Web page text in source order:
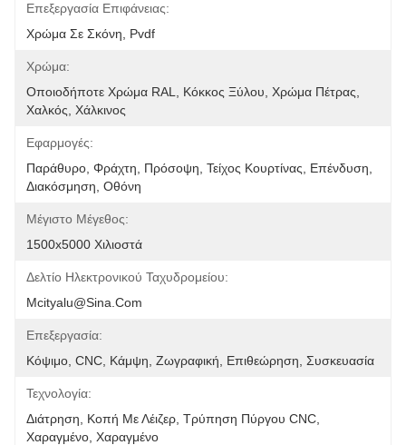
Επεξεργασία Επιφάνειας:
Χρώμα Σε Σκόνη, Pvdf
Χρώμα:
Οποιοδήποτε Χρώμα RAL, Κόκκος Ξύλου, Χρώμα Πέτρας,
Χαλκός, Χάλκινος
Εφαρμογές:
Παράθυρο, Φράχτη, Πρόσοψη, Τείχος Κουρτίνας, Επένδυση,
Διακόσμηση, Οθόνη
Μέγιστο Μέγεθος:
1500x5000 Χιλιοστά
Δελτίο Ηλεκτρονικού Ταχυδρομείου:
Mcityalu@sina.com
Επεξεργασία:
Κόψιμο, CNC, Κάμψη, Ζωγραφική, Επιθεώρηση, Συσκευασία
Τεχνολογία:
Διάτρηση, Κοπή Με Λέιζερ, Τρύπηση Πύργου CNC,
Χαραγμένο, Χαραγμένο